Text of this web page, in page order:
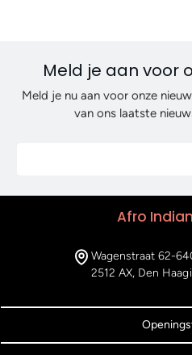
Meld je aan voor
Meld je nu aan voor onze
van ons laatste
Afro
Wagenstraat 62-64
2512 AX, Den Haag